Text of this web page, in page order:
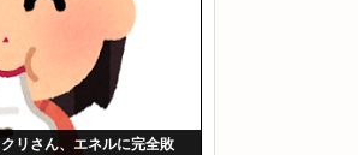
リさん、エネルに完全敗